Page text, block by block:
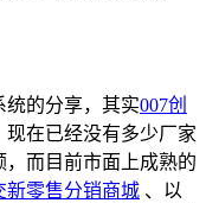
的分享，其实007创
在已经没有多少厂家
而目前市面上成熟的
新零售分销商城 、以